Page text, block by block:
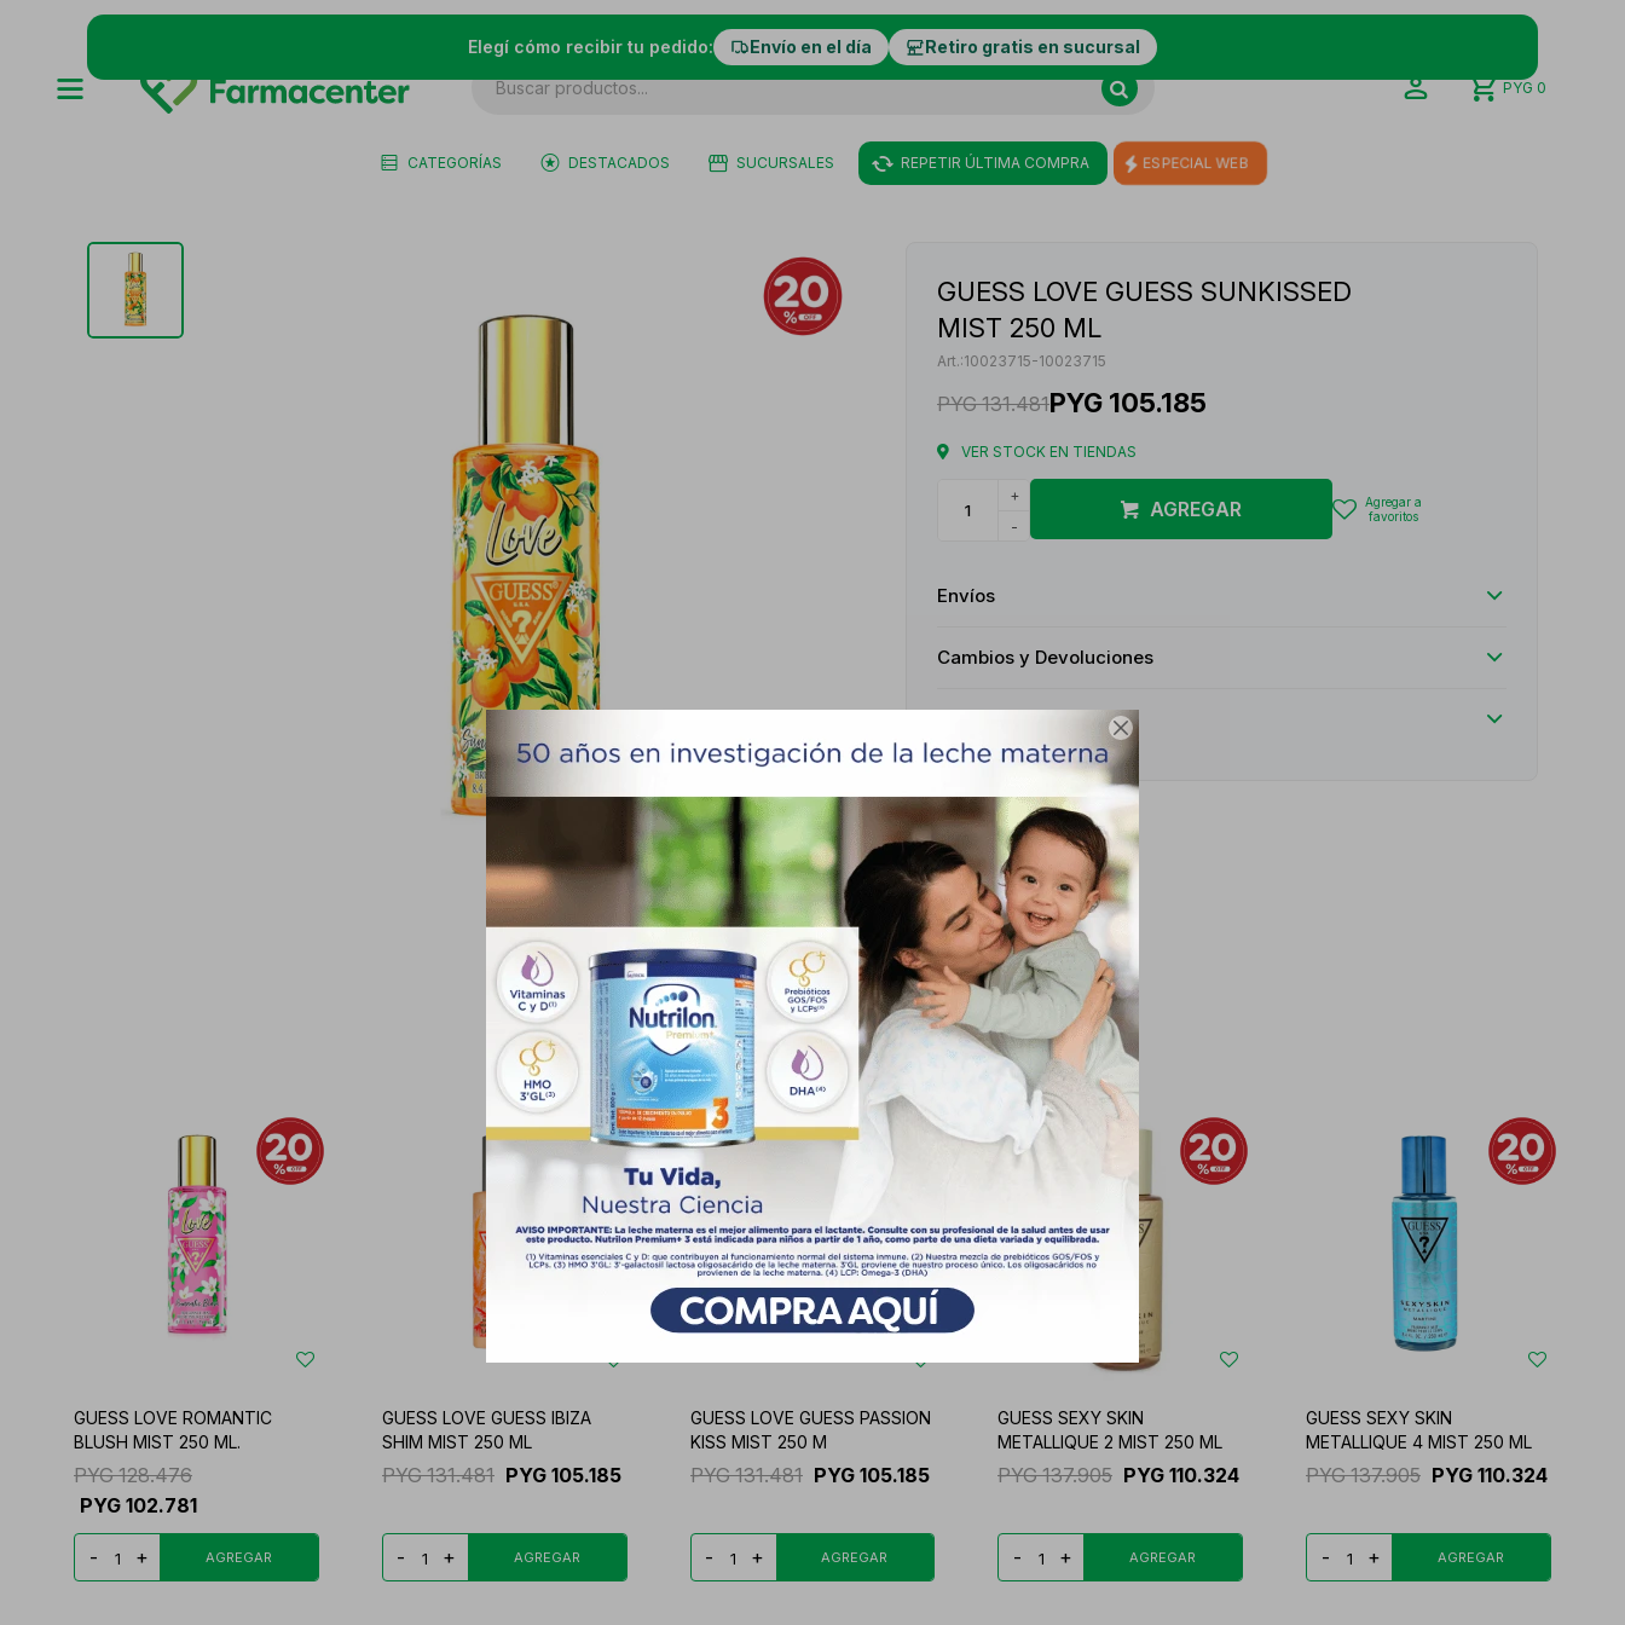

Elegí cómo recibir tu pedido: Envío en el día Retiro gratis en sucursal
CATEGORÍAS DESTACADOS SUCURSALES REPETIR ÚLTIMA COMPRA ESPECIAL WEB
PYG 0
GUESS LOVE GUESS SUNKISSED
MIST 250 ML
10023715-10023715
PYG 131.481PYG 105.185
VER STOCK EN TIENDAS
+
-
AGREGAR
Envíos
Cambios y Devoluciones
Productos que te pueden interesar
GUESS LOVE ROMANTIC
BLUSH MIST 250 ML.
PYG 128.476
PYG 102.781
- +
GUESS LOVE GUESS IBIZA
SHIM MIST 250 ML
PYG 131.481 PYG 105.185
- +
GUESS LOVE GUESS PASSION
KISS MIST 250 M
PYG 131.481 PYG 105.185
- +
GUESS SEXY SKIN
METALLIQUE 2 MIST 250 ML
PYG 137.905 PYG 110.324
- +
GUESS SEXY SKIN
METALLIQUE 4 MIST 250 ML
PYG 137.905 PYG 110.324
- +